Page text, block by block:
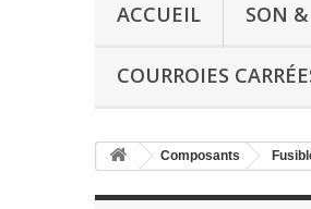
ACCUEIL SON
COURROIES
Composants